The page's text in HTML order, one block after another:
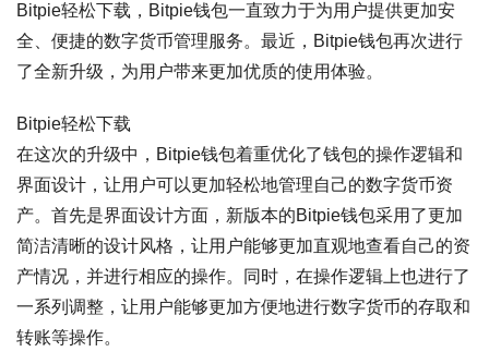
Bitpie轻松下载，Bitpie钱包一直致力于为用户提供更加安
全、便捷的数字货币管理服务。最近，Bitpie钱包再次进行
了全新升级，为用户带来更加优质的使用体验。
Bitpie轻松下载
在这次的升级中，Bitpie钱包着重优化了钱包的操作逻辑和
界面设计，让用户可以更加轻松地管理自己的数字货币资
产。首先是界面设计方面，新版本的Bitpie钱包采用了更加
简洁清晰的设计风格，让用户能够更加直观地查看自己的资
产情况，并进行相应的操作。同时，在操作逻辑上也进行了
一系列调整，让用户能够更加方便地进行数字货币的存取和
转账等操作。